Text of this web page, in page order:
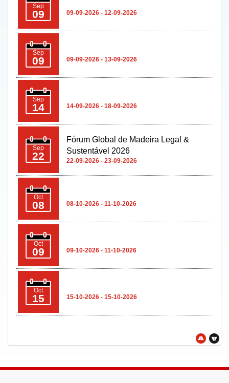
Sep
09 09-09-2026 - 12-09-2026
Sep
09 09-09-2026 - 13-09-2026
Sep
14 14-09-2026 - 18-09-2026
Sep
22
Fórum Global de Madeira Legal &
Sustentável 2026
22-09-2026 - 23-09-2026
Oct
08 08-10-2026 - 11-10-2026
Oct
09 09-10-2026 - 11-10-2026
Oct
15 15-10-2026 - 15-10-2026